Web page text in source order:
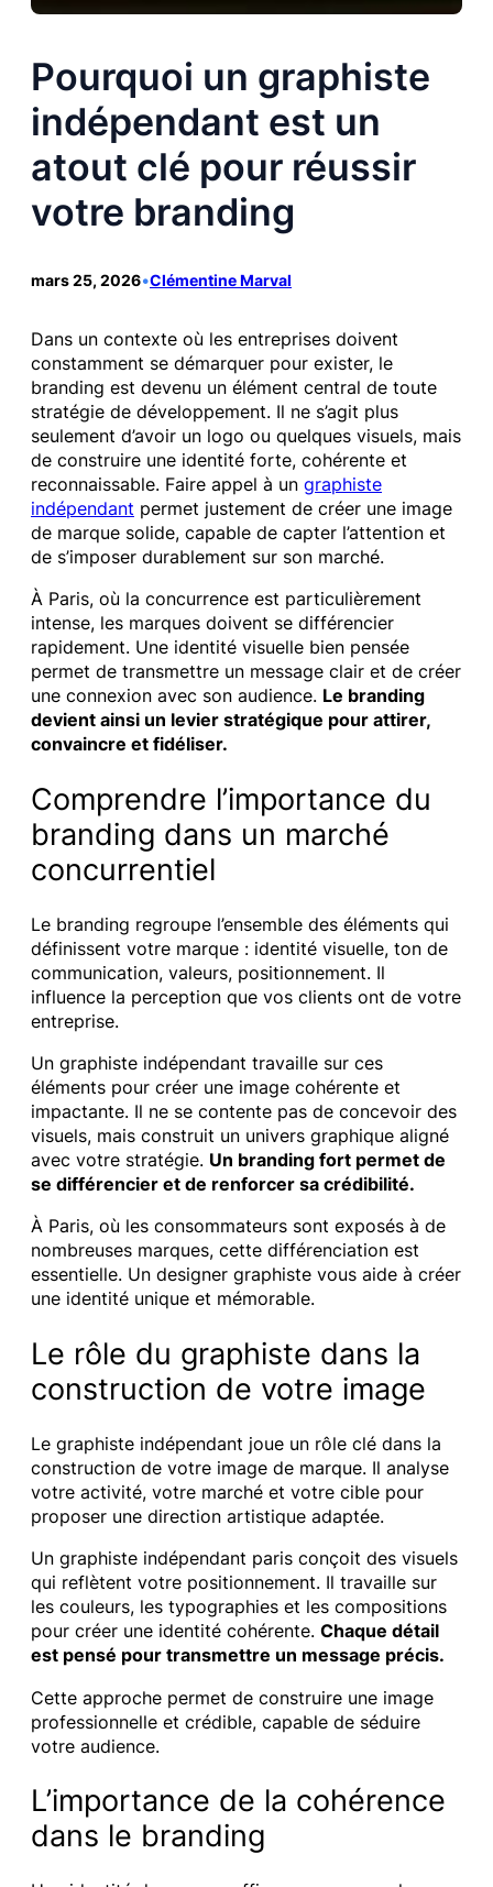
Pourquoi un graphiste
indépendant est un
atout clé pour réussir
votre branding
mars 25, 2026•Clémentine Marval
Dans un contexte où les entreprises doivent
constamment se démarquer pour exister, le
branding est devenu un élément central de toute
stratégie de développement. Il ne s’agit plus
seulement d’avoir un logo ou quelques visuels, mais
de construire une identité forte, cohérente et
reconnaissable. Faire appel à un graphiste
indépendant permet justement de créer une image
de marque solide, capable de capter l’attention et
de s’imposer durablement sur son marché.
À Paris, où la concurrence est particulièrement
intense, les marques doivent se différencier
rapidement. Une identité visuelle bien pensée
permet de transmettre un message clair et de créer
une connexion avec son audience. Le branding
devient ainsi un levier stratégique pour attirer,
convaincre et fidéliser.
Comprendre l’importance du
branding dans un marché
concurrentiel
Le branding regroupe l’ensemble des éléments qui
définissent votre marque : identité visuelle, ton de
communication, valeurs, positionnement. Il
influence la perception que vos clients ont de votre
entreprise.
Un graphiste indépendant travaille sur ces
éléments pour créer une image cohérente et
impactante. Il ne se contente pas de concevoir des
visuels, mais construit un univers graphique aligné
avec votre stratégie. Un branding fort permet de
se différencier et de renforcer sa crédibilité.
À Paris, où les consommateurs sont exposés à de
nombreuses marques, cette différenciation est
essentielle. Un designer graphiste vous aide à créer
une identité unique et mémorable.
Le rôle du graphiste dans la
construction de votre image
Le graphiste indépendant joue un rôle clé dans la
construction de votre image de marque. Il analyse
votre activité, votre marché et votre cible pour
proposer une direction artistique adaptée.
Un graphiste indépendant paris conçoit des visuels
qui reflètent votre positionnement. Il travaille sur
les couleurs, les typographies et les compositions
pour créer une identité cohérente. Chaque détail
est pensé pour transmettre un message précis.
Cette approche permet de construire une image
professionnelle et crédible, capable de séduire
votre audience.
L’importance de la cohérence
dans le branding